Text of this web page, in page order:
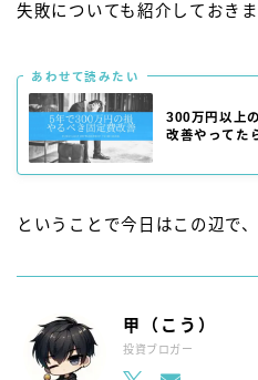
失敗についても紹介しておき
あわせて読みたい
300万円以上
改善やってた
ということで今日はこの辺で
甲（こう）
投資ブロガー